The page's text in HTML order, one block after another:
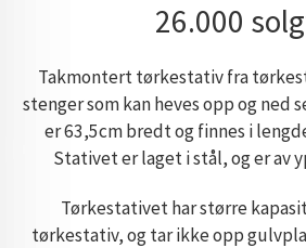
26.000
Takmontert tørkestativ fra
stenger som kan heves opp og ned
er 63,5cm bredt og finnes i
Stativet er laget i stål, og er av
Tørkestativet har større
tørkestativ, og tar ikke opp